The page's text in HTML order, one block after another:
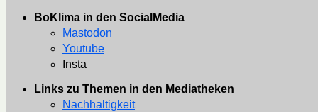
BoKlima in den SocialMedia
Mastodon
Youtube
Insta
Links zu Themen in den Mediatheken
Nachhaltigkeit